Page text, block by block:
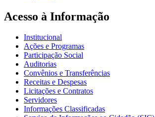
Acesso à Informação
Institucional
Ações e Programas
Participação Social
Auditorias
Convênios e Transferências
Receitas e Despesas
Licitações e Contratos
Servidores
Informações Classificadas